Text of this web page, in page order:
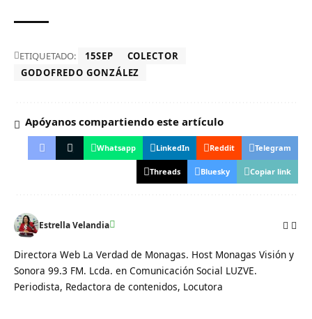
ETIQUETADO: 15SEP
COLECTOR
GODOFREDO GONZÁLEZ
Apóyanos compartiendo este artículo
Whatsapp LinkedIn Reddit Telegram
Threads Bluesky Copiar link
Estrella Velandia
Directora Web La Verdad de Monagas. Host Monagas Visión y
Sonora 99.3 FM. Lcda. en Comunicación Social LUZVE.
Periodista, Redactora de contenidos, Locutora